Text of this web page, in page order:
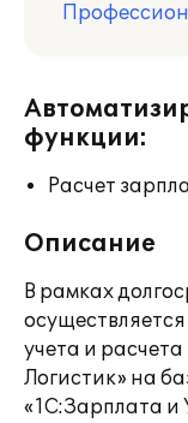
функции:
Расчет
Описание
В рамках
учета и
Логистик» на
«1С:Зарплата и